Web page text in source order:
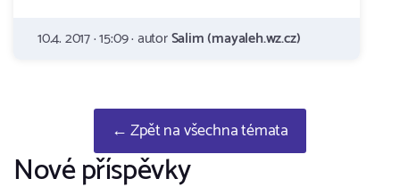
10.4. 2017 · 15:09 · autorSalim (mayaleh.wz.cz)
← Zpět na všechna témata
Nové příspěvky